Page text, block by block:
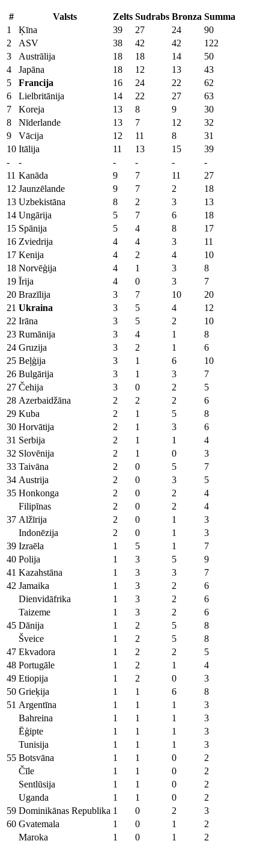
# Valsts Zelts Sudrabs Bronza Summa
1
Ķīna 39 27 24
90
2
ASV 38 42 42
122
3
Austrālija 18 18 14
50
4
Japāna 18 12 13
43
5
Francija 16 24 22
62
6
Lielbritānija 14 22 27
63
7
Koreja 13 8 9
30
8
Nīderlande 13 7 12
32
9
Vācija 12 11 8
31
10 Itālija 11 13 15
39
-
- - - -
-
11 Kanāda 9 7 11
27
12 Jaunzēlande 9 7 2
18
13 Uzbekistāna 8 2 3
13
14 Ungārija 5 7 6
18
15 Spānija 5 4 8
17
16 Zviedrija 4 4 3
11
17 Kenija 4 2 4
10
18 Norvēģija 4 1 3
8
19 Īrija 4 0 3
7
20 Brazīlija 3 7 10
20
21 Ukraina 3 5 4
12
22 Irāna 3 5 2
10
23 Rumānija 3 4 1
8
24 Gruzija 3 2 1
6
25 Beļģija 3 1 6
10
26 Bulgārija 3 1 3
7
27 Čehija 3 0 2
5
28 Azerbaidžāna 2 2 2
6
29 Kuba 2 1 5
8
30 Horvātija 2 1 3
6
31 Serbija 2 1 1
4
32 Slovēnija 2 1 0
3
33 Taivāna 2 0 5
7
34 Austrija 2 0 3
5
35 Honkonga 2 0 2
4
Filipīnas
2 0 2
4
37 Alžīrija 2 0 1
3
Indonēzija
2 0 1
3
39 Izraēla 1 5 1
7
40 Polija 1 3 5
9
41 Kazahstāna 1 3 3
7
42 Jamaika 1 3 2
6
Dienvidāfrika
1 3 2
6
Taizeme
1 3 2
6
45 Dānija 1 2 5
8
Šveice
1 2 5
8
47 Ekvadora 1 2 2
5
48 Portugāle 1 2 1
4
49 Etiopija 1 2 0
3
50 Grieķija 1 1 6
8
51 Argentīna 1 1 1
3
Bahreina
1 1 1
3
Ēģipte
1 1 1
3
Tunisija
1 1 1
3
55 Botsvāna 1 1 0
2
Čīle
1 1 0
2
Sentlūsija
1 1 0
2
Uganda
1 1 0
2
59 Dominikānas Republika 1 0 2
3
60 Gvatemala 1 0 1
2
Maroka
1 0 1 2